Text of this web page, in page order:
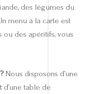
des légumes du
menu à la carte est
ou des apéritifs, vous
Nous disposons d’une
d’une table de